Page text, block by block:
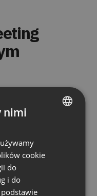
które
account
potrzeby”
wydarzeń
FRENCH
nimi
cookie
do
i do